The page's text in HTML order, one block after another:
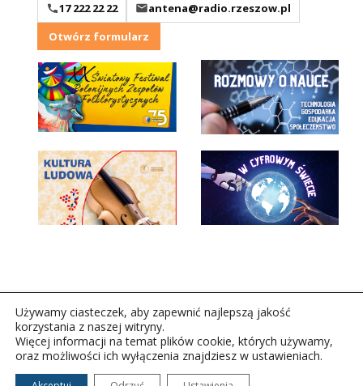
17 222 22 22
antena@radio.rzeszow.pl
Otwórz formularz
Copyright © 2026Polskie Radio Rzeszów S.A. w likwidacj.
Używamy ciasteczek, aby zapewnić najlepszą jakość
korzystania z naszej witryny.
Więcej informacji na temat plików cookie, których używamy,
oraz możliwości ich wyłączenia znajdziesz w ustawieniach.